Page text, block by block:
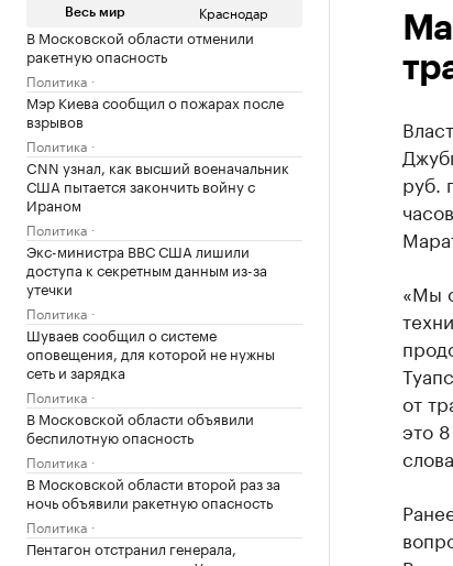
Весь мир Краснодар
В Московской области отменили
ракетную опасность
Политика
Мэр Киева сообщил о пожарах после
взрывов
Политика
CNN узнал, как высший военачальник
США пытается закончить войну с
Ираном
Политика
Экс-министра ВВС США лишили
доступа к секретным данным из-за
утечки
Политика
Шуваев сообщил о системе
оповещения, для которой не нужны
сеть и зарядка
Политика
В Московской области объявили
беспилотную опасность
Политика
В Московской области второй раз за
ночь объявили ракетную опасность
Политика
Пентагон отстранил генерала,
руб.
«Мы
от
это